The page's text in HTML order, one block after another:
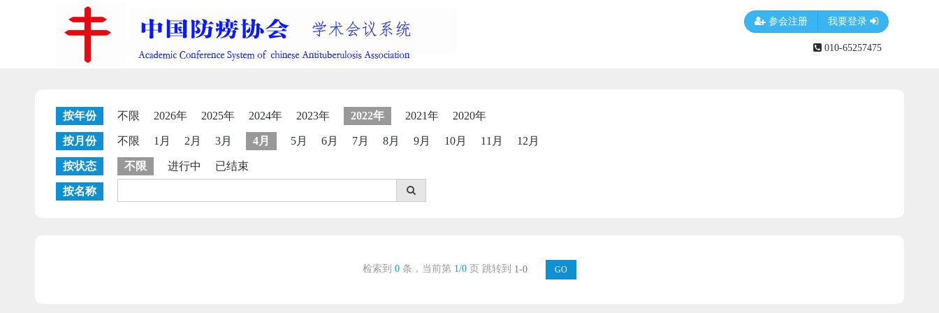
参会注册 我要登录
010-65257475
按年份 不限 2026年 2025年 2024年 2023年 2022年 2021年 2020年
按月份 不限 1月 2月 3月 4月 5月 6月 7月 8月 9月 10月 11月 12月
按状态 不限 进行中 已结束
按名称
检索到 0 条，当前第 1/0 页 跳转到